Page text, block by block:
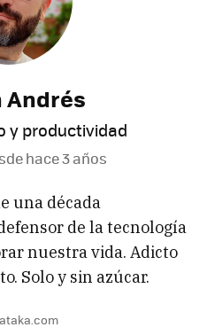
Andrés
y productividad
hace 3 años
una década
de la tecnología
nuestra vida. Adicto
Solo y sin azúcar.